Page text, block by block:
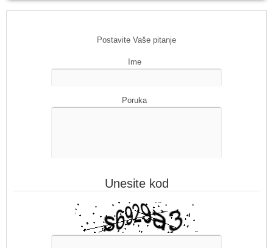
Postavite Vaše pitanje
Ime
Poruka
Unesite kod